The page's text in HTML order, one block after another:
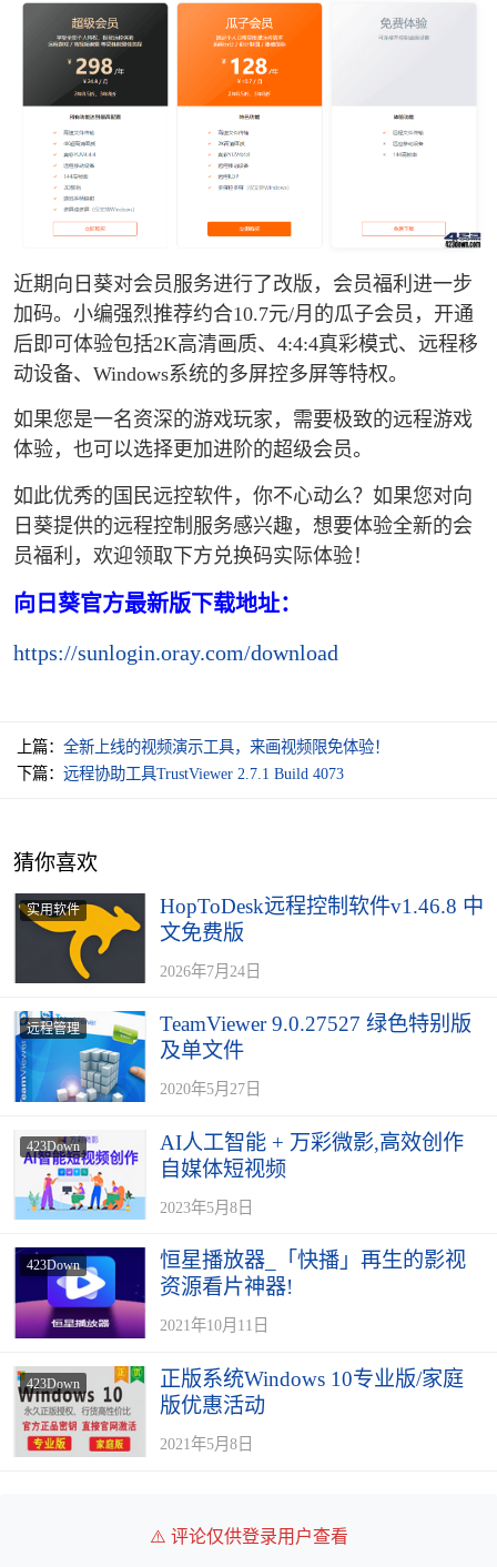
近期向日葵对会员服务进行了改版，会员福利进一步
加码。小编强烈推荐约合10.7元/月的瓜子会员，开通
后即可体验包括2K高清画质、4:4:4真彩模式、远程移
动设备、Windows系统的多屏控多屏等特权。
如果您是一名资深的游戏玩家，需要极致的远程游戏
体验，也可以选择更加进阶的超级会员。
如此优秀的国民远控软件，你不心动么？如果您对向
日葵提供的远程控制服务感兴趣，想要体验全新的会
员福利，欢迎领取下方兑换码实际体验！
向日葵官方最新版下载地址：
https://sunlogin.oray.com/download
上篇： 全新上线的视频演示工具，来画视频限免体验！
下篇： 远程协助工具TrustViewer 2.7.1 Build 4073
猜你喜欢
实用软件
HopToDesk远程控制软件v1.46.8 中
文免费版
2026年7月24日
远程管理
TeamViewer 9.0.27527 绿色特别版
及单文件
2020年5月27日
423Down
AI人工智能 + 万彩微影,高效创作
自媒体短视频
2023年5月8日
423Down
恒星播放器_「快播」再生的影视
资源看片神器!
2021年10月11日
423Down
正版系统Windows 10专业版/家庭
版优惠活动
2021年5月8日
⚠️ 评论仅供登录用户查看